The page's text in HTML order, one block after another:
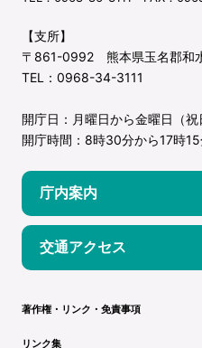
【支所】
〒861-0992 熊本県玉名郡和
TEL：0968-34-3111
開庁日：月曜日から金曜日（祝
開庁時間：8時30分から17時
庁内案内
交通アクセス
著作権・リンク・免責事項
リンク集